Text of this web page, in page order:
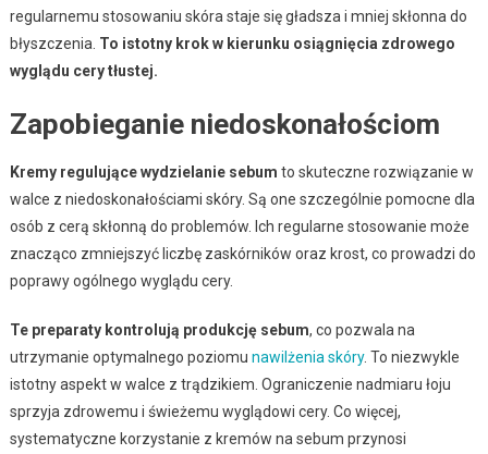
regularnemu stosowaniu skóra staje się gładsza i mniej skłonna do
błyszczenia. To istotny krok w kierunku osiągnięcia zdrowego
wyglądu cery tłustej.
Zapobieganie niedoskonałościom
Kremy regulujące wydzielanie sebum to skuteczne rozwiązanie w
walce z niedoskonałościami skóry. Są one szczególnie pomocne dla
osób z cerą skłonną do problemów. Ich regularne stosowanie może
znacząco zmniejszyć liczbę zaskórników oraz krost, co prowadzi do
poprawy ogólnego wyglądu cery.
Te preparaty kontrolują produkcję sebum, co pozwala na
utrzymanie optymalnego poziomu nawilżenia skóry. To niezwykle
istotny aspekt w walce z trądzikiem. Ograniczenie nadmiaru łoju
sprzyja zdrowemu i świeżemu wyglądowi cery. Co więcej,
systematyczne korzystanie z kremów na sebum przynosi